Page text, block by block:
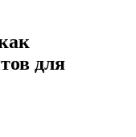
для